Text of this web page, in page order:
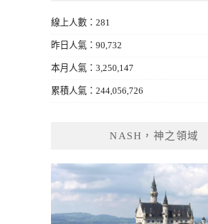
線上人數：281
昨日人氣：90,732
本月人氣：3,250,147
累積人氣：244,056,726
NASH，神之領域